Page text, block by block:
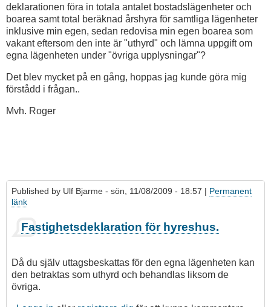
deklarationen föra in totala antalet bostadslägenheter och
boarea samt total beräknad årshyra för samtliga lägenheter
inklusive min egen, sedan redovisa min egen boarea som
vakant eftersom den inte är "uthyrd" och lämna uppgift om
egna lägenheten under "övriga upplysningar"?
Det blev mycket på en gång, hoppas jag kunde göra mig
förstådd i frågan..
Mvh. Roger
Published by Ulf Bjarme - sön, 11/08/2009 - 18:57 | Permanent
länk
Fastighetsdeklaration för hyreshus.
Då du själv uttagsbeskattas för den egna lägenheten kan
den betraktas som uthyrd och behandlas liksom de
övriga.